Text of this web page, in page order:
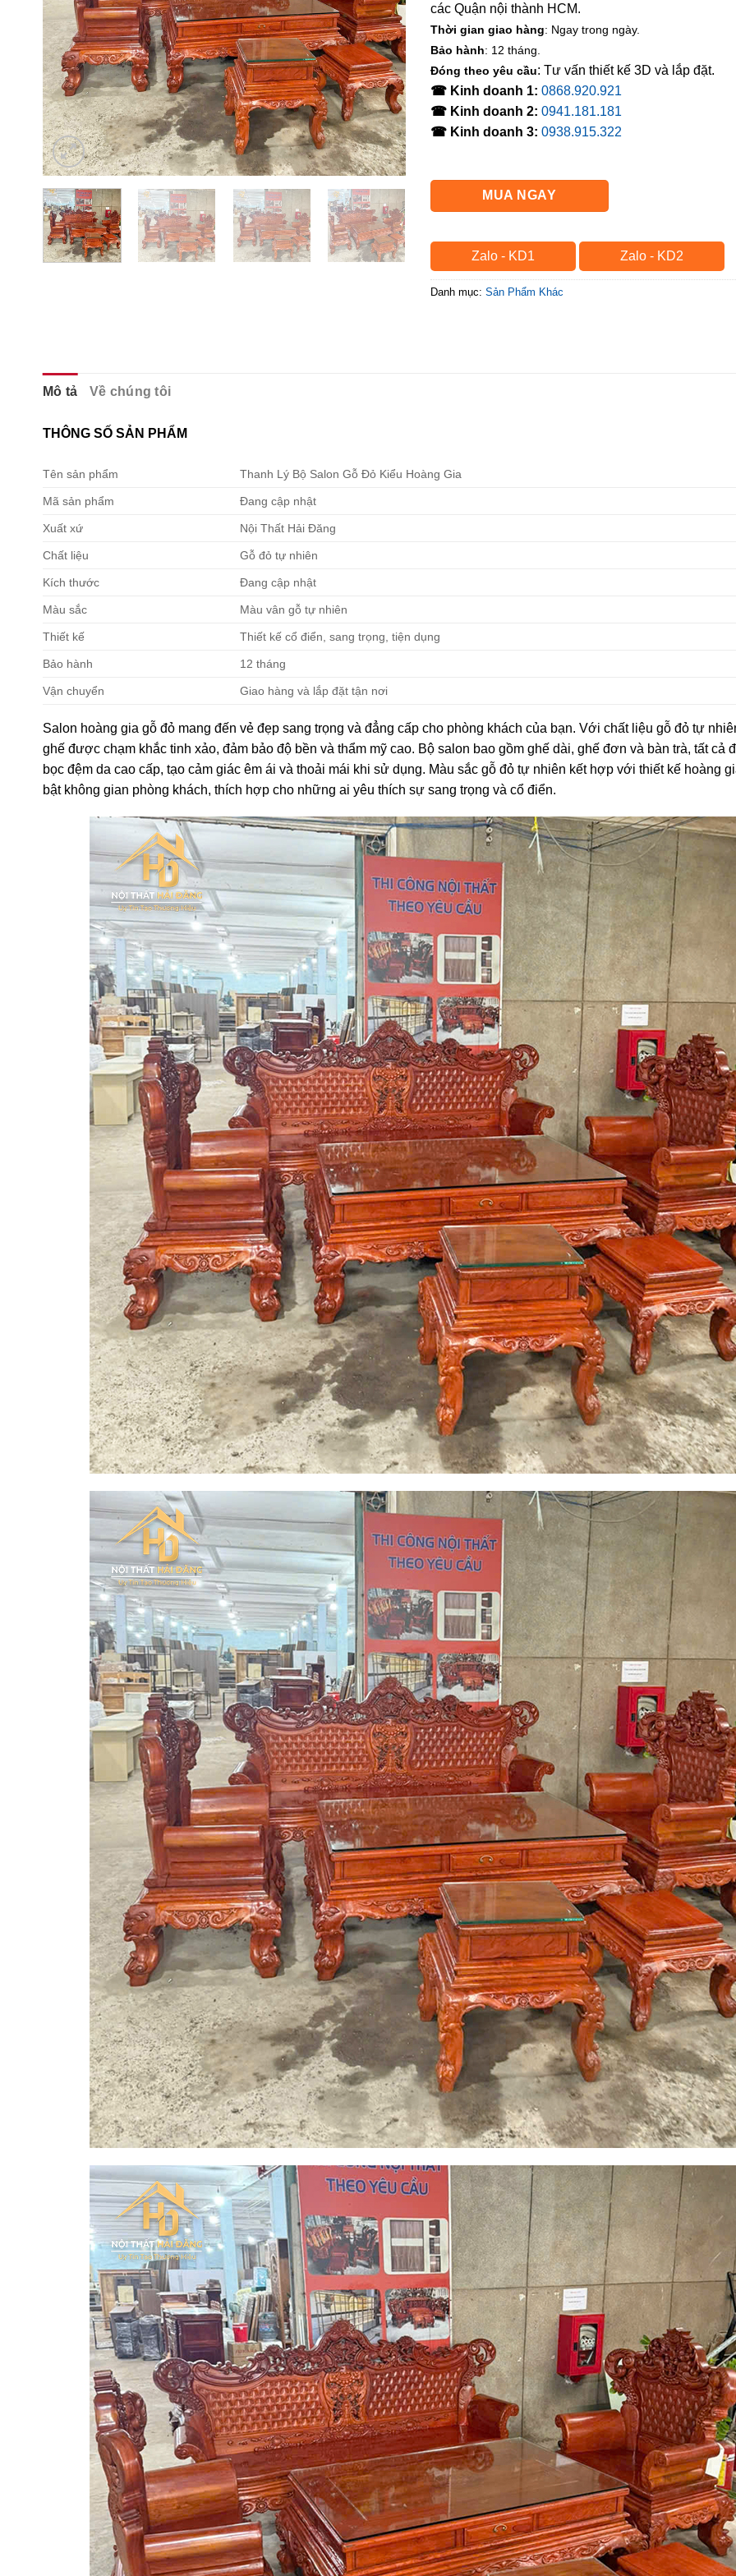
các Quận nội thành HCM.
Thời gian giao hàng: Ngay trong ngày.
Bảo hành: 12 tháng.
Đóng theo yêu cầu: Tư vấn thiết kế 3D và lắp đặt.
☎ Kinh doanh 1: 0868.920.921
☎ Kinh doanh 2: 0941.181.181
☎ Kinh doanh 3: 0938.915.322
MUA NGAY
Zalo - KD1 Zalo - KD2
Danh mục: Sản Phẩm Khác
Mô tả Về chúng tôi
THÔNG SỐ SẢN PHẨM
Tên sản phẩm Thanh Lý Bộ Salon Gỗ Đỏ Kiểu Hoàng Gia
Mã sản phẩm Đang cập nhật
Xuất xứ Nội Thất Hải Đăng
Chất liệu Gỗ đỏ tự nhiên
Kích thước Đang cập nhật
Màu sắc Màu vân gỗ tự nhiên
Thiết kế Thiết kế cổ điển, sang trọng, tiện dụng
Bảo hành 12 tháng
Vận chuyển Giao hàng và lắp đặt tận nơi
Salon hoàng gia gỗ đỏ mang đến vẻ đẹp sang trọng và đẳng cấp cho phòng khách của bạn. Với chất liệu gỗ đỏ tự
ghế được chạm khắc tinh xảo, đảm bảo độ bền và thẩm mỹ cao. Bộ salon bao gồm ghế dài, ghế đơn và bàn trà, tất cả
bọc đệm da cao cấp, tạo cảm giác êm ái và thoải mái khi sử dụng. Màu sắc gỗ đỏ tự nhiên kết hợp với thiết kế hoàng
bật không gian phòng khách, thích hợp cho những ai yêu thích sự sang trọng và cổ điển.